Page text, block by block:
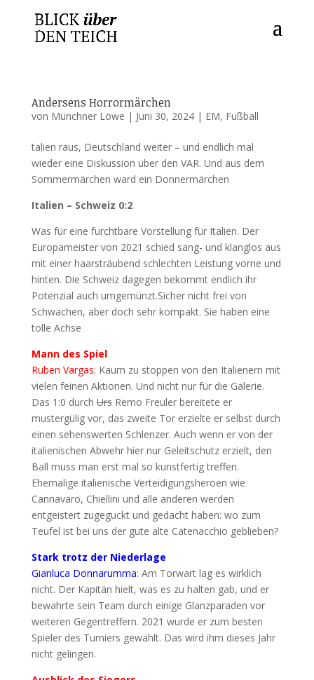
Andersens Horrormärchen
von Münchner Löwe | Juni 30, 2024| EM, Fußball
talien raus, Deutschland weiter – und endlich mal
wieder eine Diskussion über den VAR. Und aus dem
Sommermärchen ward ein Donnermärchen
Italien – Schweiz 0:2
Was für eine furchtbare Vorstellung für Italien. Der
Europameister von 2021 schied sang- und klanglos aus
mit einer haarsträubend schlechten Leistung vorne und
hinten. Die Schweiz dagegen bekommt endlich ihr
Potenzial auch umgemünzt.Sicher nicht frei von
Schwächen, aber doch sehr kompakt. Sie haben eine
tolle Achse
Mann des Spiel
Ruben Vargas: Kaum zu stoppen von den Italienern mit
vielen feinen Aktionen. Und nicht nur für die Galerie.
Das 1:0 durchUrsRemo Freuler bereitete er
mustergülig vor, das zweite Tor erzielte er selbst durch
einen sehenswerten Schlenzer. Auch wenn er von der
italienischen Abwehr hier nur Geleitschutz erzielt, den
Ball muss man erst mal so kunstfertig treffen.
Ehemalige italienische Verteidigungsheroen wie
Cannavaro, Chiellini und alle anderen werden
entgeistert zugeguckt und gedacht haben: wo zum
Teufel ist bei uns der gute alte Catenacchio geblieben?
Stark trotz der Niederlage
Gianluca Donnarumma: Am Torwart lag es wirklich
nicht. Der Kapitän hielt, was es zu halten gab, und er
bewahrte sein Team durch einige Glanzparaden vor
weiteren Gegentreffern. 2021 wurde er zum besten
Spieler des Turniers gewählt. Das wird ihm dieses Jahr
nicht gelingen.